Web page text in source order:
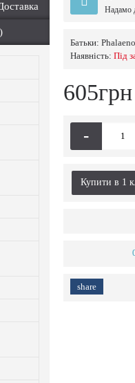
Надамо
Батьки:
Наявність: Пiд
605грн
-
Купити в 1
share